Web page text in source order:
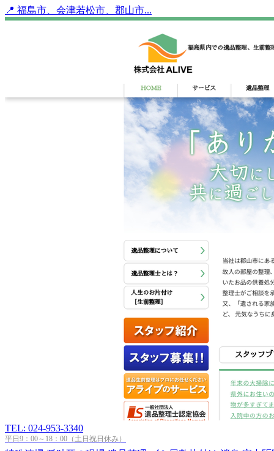
📍 福島市、会津若松市、郡山市...
TEL: 024-953-3340
平日9：00～18：00（土日祝日休み）